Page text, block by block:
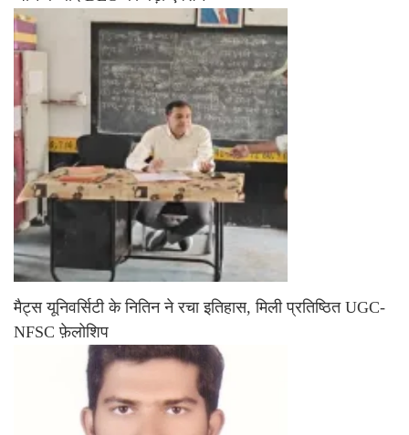
मैट्स यूनिवर्सिटी के नितिन ने रचा इतिहास, मिली प्रतिष्ठित UGC-
NFSC फ़ेलोशिप